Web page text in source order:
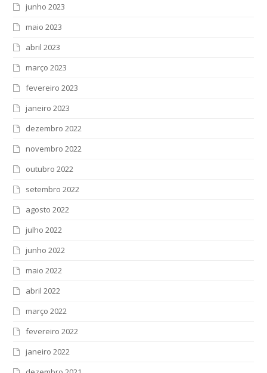
junho 2023
maio 2023
abril 2023
março 2023
fevereiro 2023
janeiro 2023
dezembro 2022
novembro 2022
outubro 2022
setembro 2022
agosto 2022
julho 2022
junho 2022
maio 2022
abril 2022
março 2022
fevereiro 2022
janeiro 2022